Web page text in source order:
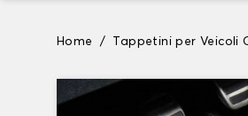
Home Tappetini per Veicoli